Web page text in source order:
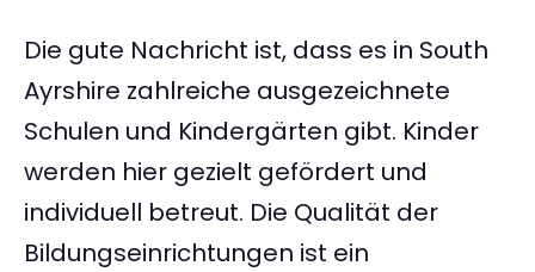
Die gute Nachricht ist, dass es in South
Ayrshire zahlreiche ausgezeichnete
Schulen und Kindergärten gibt. Kinder
werden hier gezielt gefördert und
individuell betreut. Die Qualität der
Bildungseinrichtungen ist ein